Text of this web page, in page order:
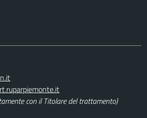
con il Titolare del trattamento)